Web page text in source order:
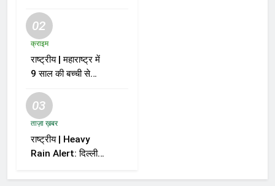
02
क्राइम
राष्ट्रीय | महाराष्ट्र में
9 साल की बच्ची से
मामले में आरोपी को मौत
की सजा
03
ताज़ा ख़बर
राष्ट्रीय | Heavy
Rain Alert: दिल्ली-
में भारी बारिश का अलर्ट,